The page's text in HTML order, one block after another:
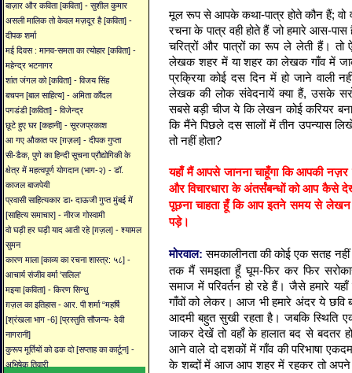
बाज़ार और कविता [कविता] - सुशील कुमार
असली मालिक तो केवल मज़दूर है [कविता] -
दीपक शर्मा
मई दिवस : मानव-समता का त्योहार [कविता] -
महेन्द्र भटनागर
शांत जंगल को [कविता] - विजय सिंह
बचपन [बाल साहित्य] - अमिता कौंदल
पगडंडी [कविता] - विजेन्द्र
छूटे हुए घर [कहानी] - सूरजप्रकाश
आ गए औकात पर [ग़ज़ल] - दीपक गुप्ता
सी-डैक, पुणे का हिन्दी सूचना प्रौद्योगिकी के
क्षेत्र में महत्वपूर्ण योगदान (भाग-२) - डॉ.
काजल बाजपेयी
प्रवासी साहित्यकार डा॰ दाऊजी गुप्त मुंबई में
[साहित्य समाचार] - नीरज गोस्वामी
वो घड़ी हर घड़ी याद आती रहे [ग़ज़ल] - श्यामल
सुमन
कारण माला [काव्य का रचना शास्त्र: ५८] -
आचार्य संजीव वर्मा 'सलिल'
मइया [कविता] - किरण सिन्धु
ग़ज़ल का इतिहास - आर. पी शर्मा “महर्षि
[श्रंखला भाग -6] [प्रस्तुति सौजन्य- देवी
नागरानी]
कुरूप मूर्तियों को ढक दो [सप्ताह का कार्टून] -
अभिषेक तिवारी
मूल रूप से आपके कथा-पात्र होते कौन हैं; वो
रचना के पात्र वही होते हैं जो हमारे आस-
चरित्रों और पात्रों का रूप ले लेती हैं। तो
लेखक शहर में या शहर का लेखक गाँव में
प्रक्रिया कोई दस दिन में हो जाने वाली
लेखक की लोक संवेदनायें क्या हैं, उसके
सबसे बड़ी चीज ये कि लेखन कोई करियर
कि मैंने पिछले दस सालों में तीन उपन्यास
तो नहीं होता?
यहाँ मैं आपसे जानना चाहूँगा कि आपकी
और विचारधारा के अंतर्संबन्धों को आप कैसे
पूछना चाहता हूँ कि आप इतने समय से लेखन
पड़े।
मोरवाल:समकालीनता की कोई एक सतह नहीं
तक मैं समझता हूँ घूम-फिर कर फिर
समाज में परिवर्तन हो रहे हैं। जैसे हमारे
गाँवों को लेकर। आज भी हमारे अंदर ये छवि
आदमी बहुत सुखी रहता है। जबकि
जाकर देखें तो वहाँ के हालात बद से बदतर
आने वाले दो दशकों में गाँव की परिभाषा
के शब्दों में आज आप शहर में रहकर तो अपने